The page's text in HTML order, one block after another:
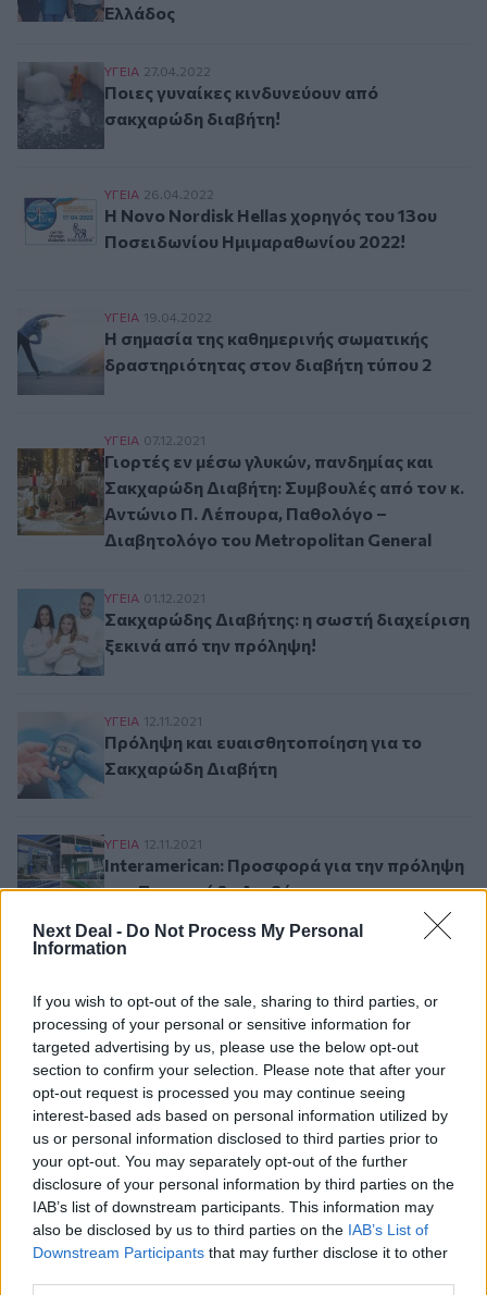
Next Deal - Do Not Process My Personal
Information
If you wish to opt-out of the sale, sharing to third parties, or
processing of your personal or sensitive information for
targeted advertising by us, please use the below opt-out
section to confirm your selection. Please note that after your
opt-out request is processed you may continue seeing
interest-based ads based on personal information utilized by
us or personal information disclosed to third parties prior to
your opt-out. You may separately opt-out of the further
disclosure of your personal information by third parties on the
IAB’s list of downstream participants. This information may
also be disclosed by us to third parties on the IAB’s List of
Downstream Participants that may further disclose it to other
Ελλάδος
Ποιες γυναίκες κινδυνεύουν από σακχαρώδη
ΥΓΕΙΑ 27.04.2022
Ποιες γυναίκες κινδυνεύουν από
σακχαρώδη διαβήτη!
Η Novo Nordisk Hellas χορηγός του 13ου
ΥΓΕΙΑ 26.04.2022
Η Novo Nordisk Hellas χορηγός του 13ου
Ποσειδωνίου Ημιμαραθωνίου 2022!
Η σημασία της καθημερινής σωματικής
ΥΓΕΙΑ 19.04.2022
Η σημασία της καθημερινής σωματικής
δραστηριότητας στον διαβήτη τύπου 2
Γιορτές εν μέσω γλυκών, πανδημίας και
ΥΓΕΙΑ 07.12.2021
Γιορτές εν μέσω γλυκών, πανδημίας και
Σακχαρώδη Διαβήτη: Συμβουλές από τον κ.
Αντώνιο Π. Λέπουρα, Παθολόγο –
Διαβητολόγο του Metropolitan General
Σακχαρώδης Διαβήτης: η σωστή διαχείριση
ΥΓΕΙΑ 01.12.2021
Σακχαρώδης Διαβήτης: η σωστή διαχείριση
ξεκινά από την πρόληψη!
Πρόληψη και ευαισθητοποίηση για το
ΥΓΕΙΑ 12.11.2021
Πρόληψη και ευαισθητοποίηση για το
Σακχαρώδη Διαβήτη
Interamerican: Προσφορά για την πρόληψη
ΥΓΕΙΑ 12.11.2021
Interamerican: Προσφορά για την πρόληψη
του Σακχαρώδη Διαβήτη
Σελιδοποίηση
Προηγούμενη σελίδα
Current page
1 Next page
Ροή ειδήσεων Δημοφιλή
07.08.2026 - 14:38
Θεόδωρος Τέγος (ΓΝΑ ΕΥΑΓΓΕΛΙΣΜΟΣ): Νέο παράθυρο
ελπίδας για τους ογκολογικούς ασθενείς μέσω κλινικών
δοκιμών